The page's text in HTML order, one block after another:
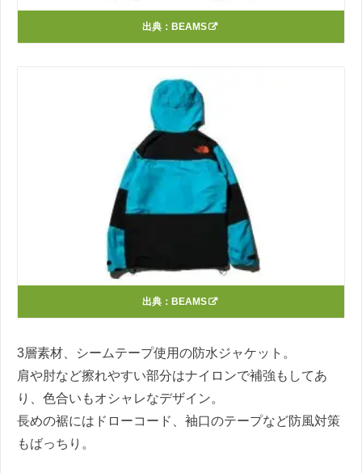
出典： BEAMS
出典： BEAMS
3層素材、シームテープ使用の防水ジャケット。
肩や肘など擦れやすい部分はナイロンで補強もしてあ
り、色合いもオシャレなデザイン。
長めの裾にはドローコード、袖口のテープなど防風対策
もばっちり。